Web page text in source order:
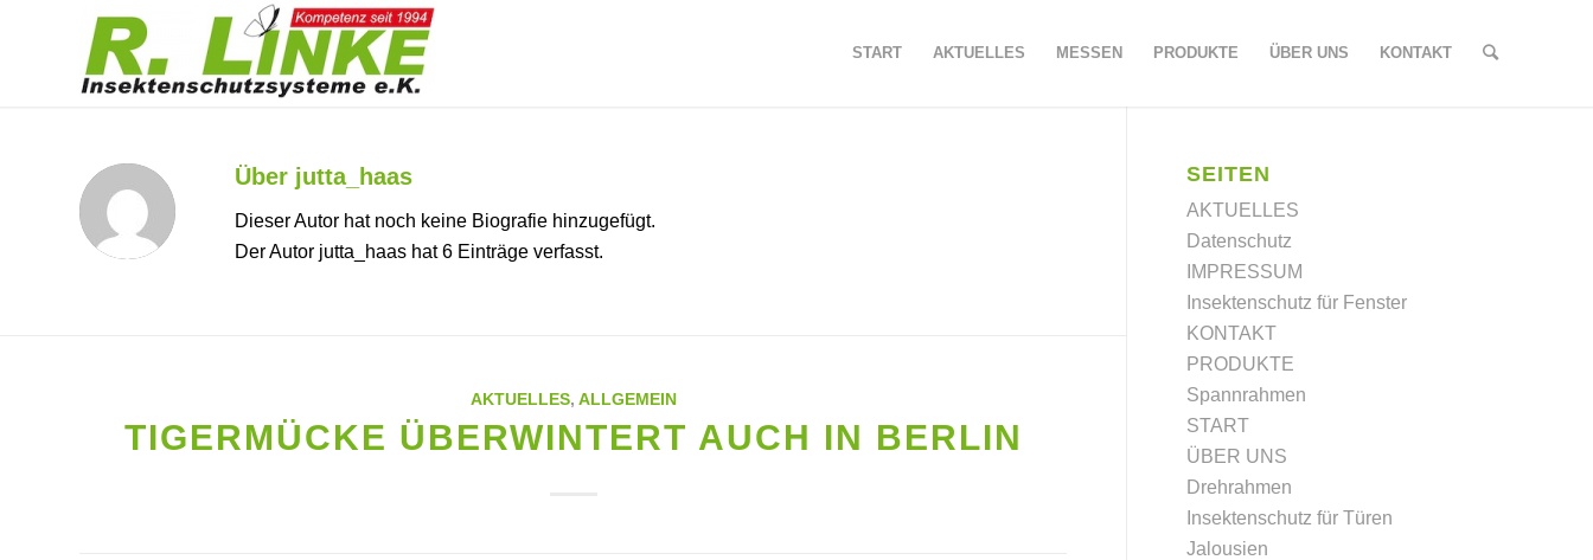
START AKTUELLES MESSEN PRODUKTE ÜBER UNS KONTAKT
Über jutta_haas
Dieser Autor hat noch keine Biografie hinzugefügt.
Der Autor jutta_haas hat 6 Einträge verfasst.
AKTUELLES, ALLGEMEIN
TIGERMÜCKE ÜBERWINTERT AUCH IN BERLIN
SEITEN
AKTUELLES
Datenschutz
IMPRESSUM
Insektenschutz für Fenster
KONTAKT
PRODUKTE
Spannrahmen
START
ÜBER UNS
Drehrahmen
Insektenschutz für Türen
Jalousien